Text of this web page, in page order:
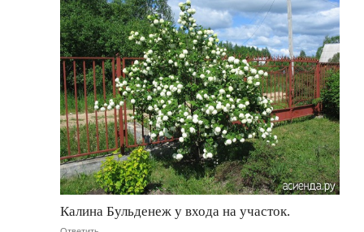
Калина Бульденеж у входа на участок.